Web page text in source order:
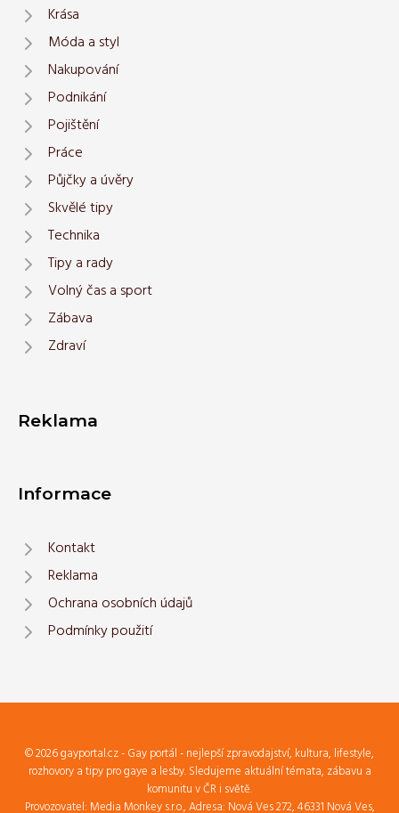
Krása
Móda a styl
Nakupování
Podnikání
Pojištění
Práce
Půjčky a úvěry
Skvělé tipy
Technika
Tipy a rady
Volný čas a sport
Zábava
Zdraví
Reklama
Informace
Kontakt
Reklama
Ochrana osobních údajů
Podmínky použití
© 2026 gayportal.cz - Gay portál - nejlepší zpravodajství, kultura, lifestyle,
rozhovory a tipy pro gaye a lesby. Sledujeme aktuální témata, zábavu a
komunitu v ČR i světě.
Provozovatel: Media Monkey s.r.o., Adresa: Nová Ves 272, 46331 Nová Ves,